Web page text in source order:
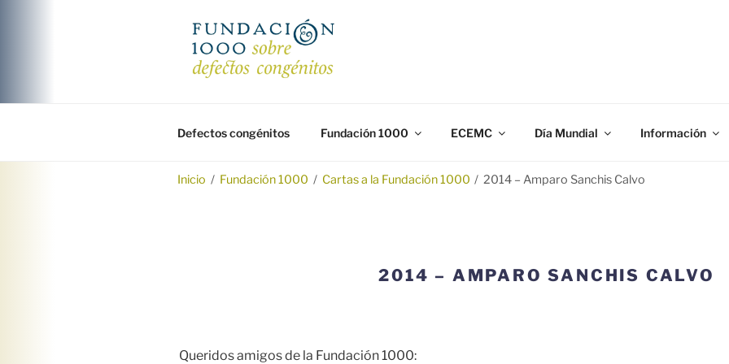
Defectos congénitos Fundación 1000 ECEMC Día Mundial Información
Inicio / Fundación 1000 / Cartas a la Fundación 1000 / 2014 – Amparo Sanchis Calvo
2014 – AMPARO SANCHIS CALVO
Queridos amigos de la Fundación 1000: